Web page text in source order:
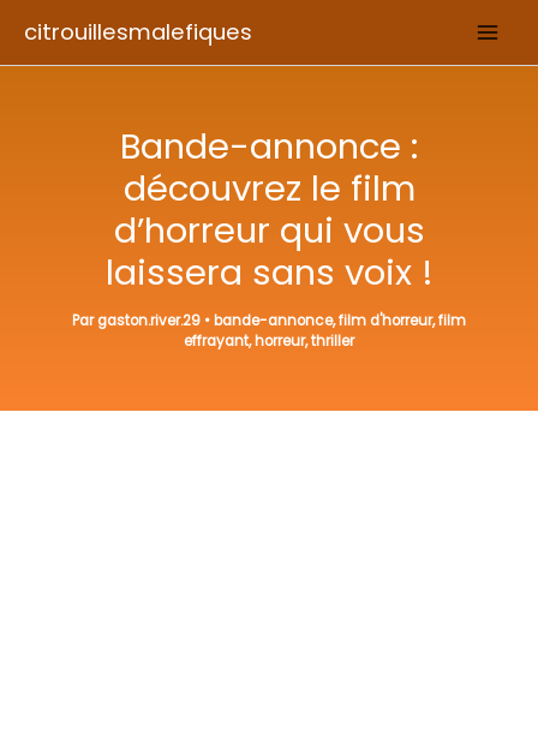
citrouillesmalefiques
Bande-annonce :
découvrez le film
d’horreur qui vous
laissera sans voix !
Pargaston.river.29 • bande-annonce,film d'horreur,film
effrayant,horreur,thriller